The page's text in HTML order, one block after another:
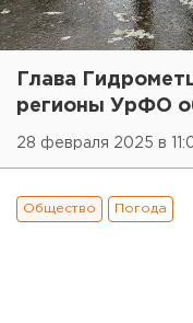
Глава
регионы УрФО
28 февраля 2025 в
Общество Погода